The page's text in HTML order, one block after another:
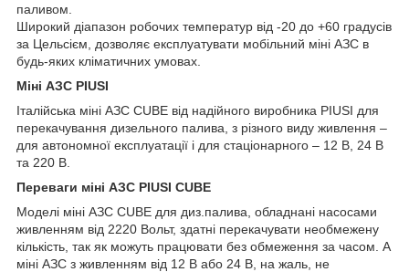
паливом.
Широкий діапазон робочих температур від -20 до +60 градусів
за Цельсієм, дозволяє експлуатувати мобільний міні АЗС в
будь-яких кліматичних умовах.
Міні АЗС PIUSI
Італійська міні АЗС CUBE від надійного виробника PIUSI для
перекачування дизельного палива, з різного виду живлення –
для автономної експлуатації і для стаціонарного – 12 В, 24 В
та 220 В.
Переваги міні АЗС PIUSI CUBE
Моделі міні АЗС CUBE для диз.палива, обладнані насосами
живленням від 2220 Вольт, здатні перекачувати необмежену
кількість, так як можуть працювати без обмеження за часом. А
міні АЗС з живленням від 12 В або 24 В, на жаль, не